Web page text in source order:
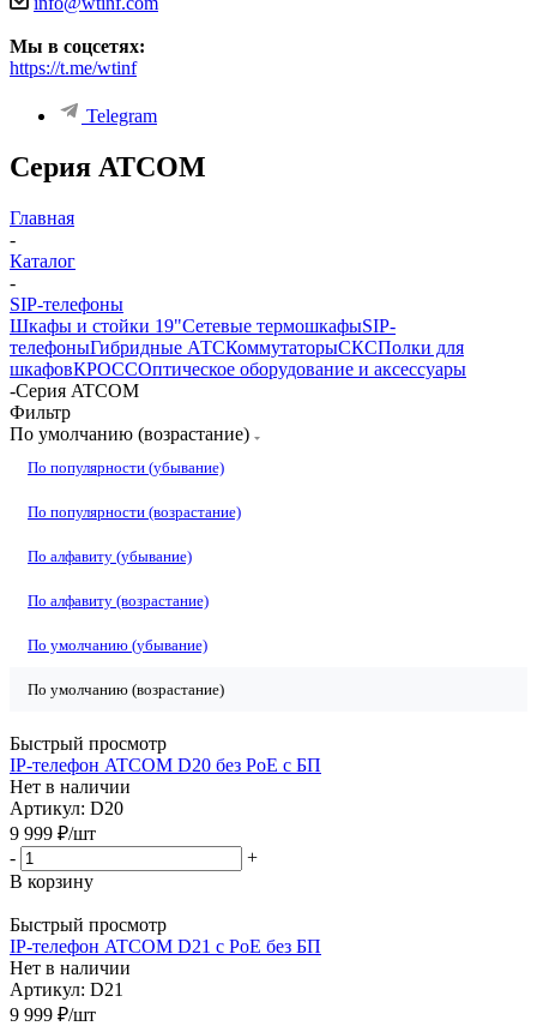
Мы в соцсетях:
https://t.me/wtinf
Telegram
Серия ATCOM
Главная
-
Каталог
-
SIP-телефоны
Шкафы и стойки 19"Сетевые термошкафыSIP-
телефоныГибридные АТСКоммутаторыСКСПолки для
шкафовКРОССОптическое оборудование и аксессуары
-Серия ATCOM
Фильтр
По умолчанию (возрастание)
По популярности (убывание)
По популярности (возрастание)
По алфавиту (убывание)
По алфавиту (возрастание)
По умолчанию (убывание)
По умолчанию (возрастание)
Быстрый просмотр
IP-телефон ATCOM D20 без PoE с БП
Нет в наличии
Артикул: D20
9 999 ₽/шт
-
+
В корзину
Быстрый просмотр
IP-телефон ATCOM D21 с PoE без БП
Нет в наличии
Артикул: D21
9 999 ₽/шт